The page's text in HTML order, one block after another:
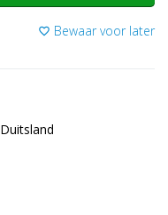
favorite_border Bewaar voor later
Duitsland